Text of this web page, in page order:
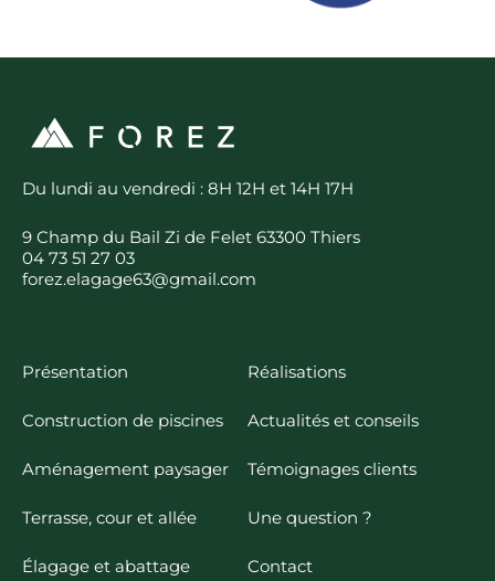
Du lundi au vendredi : 8H 12H et 14H 17H
9 Champ du Bail Zi de Felet 63300 Thiers
04 73 51 27 03
forez.elagage63@gmail.com
Présentation
Construction de piscines
Aménagement paysager
Terrasse, cour et allée
Élagage et abattage
Réalisations
Actualités et conseils
Témoignages clients
Une question ?
Contact